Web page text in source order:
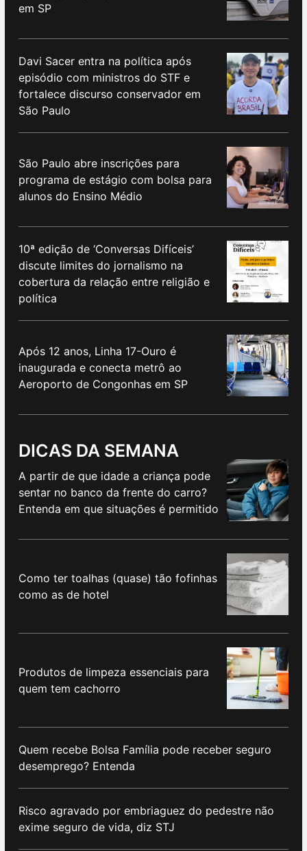
em SP
Davi Sacer entra na política após
episódio com ministros do STF e
fortalece discurso conservador em
São Paulo
São Paulo abre inscrições para
programa de estágio com bolsa para
alunos do Ensino Médio
10ª edição de ‘Conversas Difíceis’
discute limites do jornalismo na
cobertura da relação entre religião e
política
Após 12 anos, Linha 17-Ouro é
inaugurada e conecta metrô ao
Aeroporto de Congonhas em SP
DICAS DA SEMANA
A partir de que idade a criança pode
sentar no banco da frente do carro?
Entenda em que situações é permitido
Como ter toalhas (quase) tão fofinhas
como as de hotel
Produtos de limpeza essenciais para
quem tem cachorro
Quem recebe Bolsa Família pode receber seguro
desemprego? Entenda
Risco agravado por embriaguez do pedestre não
exime seguro de vida, diz STJ